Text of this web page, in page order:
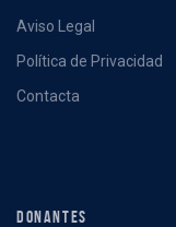
Aviso Legal
Política de Privacidad
Contacta
DONANTES